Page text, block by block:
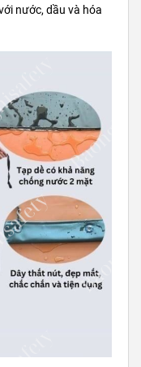
nước, dầu và hóa